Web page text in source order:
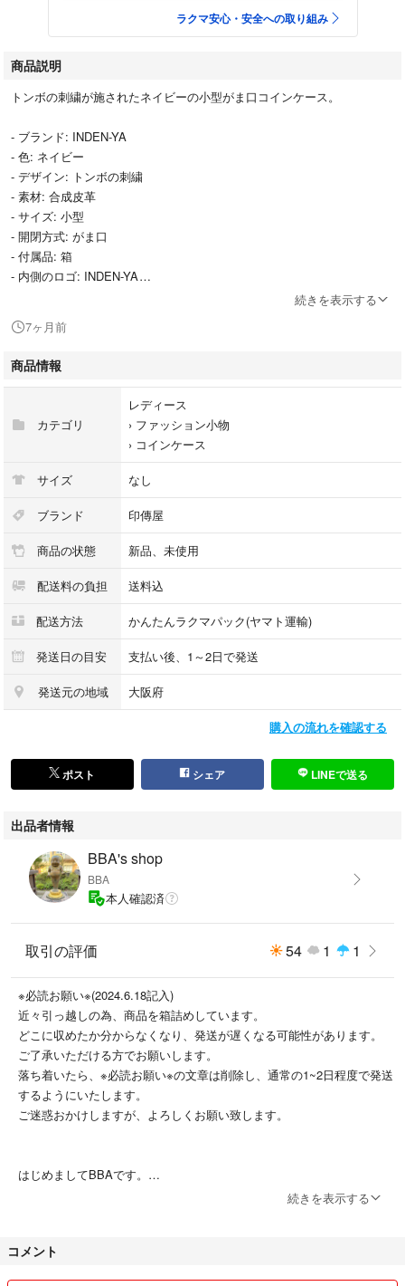
ラクマ安心・安全への取り組み
商品説明
トンボの刺繍が施されたネイビーの小型がま口コインケース。
- ブランド: INDEN-YA
- 色: ネイビー
- デザイン: トンボの刺繍
- 素材: 合成皮革
- サイズ: 小型
- 開閉方式: がま口
- 付属品: 箱
- 内側のロゴ: INDEN-YA
続きを表示する
7ヶ月前
商品情報
カテゴリ
レディース
› ファッション小物
› コインケース
サイズ なし
ブランド 印傳屋
商品の状態 新品、未使用
配送料の負担 送料込
配送方法 かんたんラクマパック(ヤマト運輸)
発送日の目安 支払い後、1～2日で発送
発送元の地域 大阪府
購入の流れを確認する
ポスト シェア LINEで送る
出品者情報
BBA's shop
BBA
本人確認済
取引の評価 54 1 1
※必読お願い※(2024.6.18記入)
近々引っ越しの為、商品を箱詰めしています。
どこに収めたか分からなくなり、発送が遅くなる可能性があります。
ご了承いただける方でお願いします。
落ち着いたら、※必読お願い※の文章は削除し、通常の1~2日程度で発送
するようにいたします。
ご迷惑おかけしますが、よろしくお願い致します。
はじめましてBBAです。
主に旦那さんが着なくなったり使わないハイブランドの服やアクセサリ
迅速な発送を心掛けています。
続きを表示する
コメント